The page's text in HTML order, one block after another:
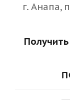
г. Анапа,